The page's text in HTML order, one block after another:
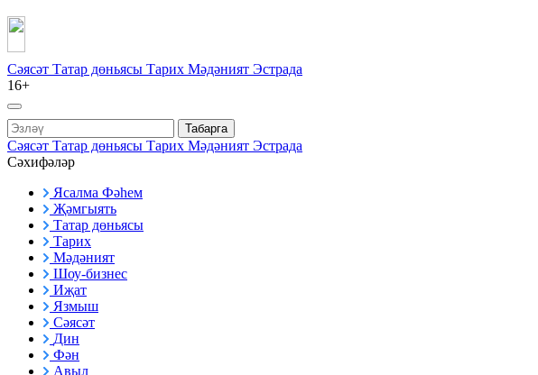
Сәясәт Татар дөньясы Тарих Мәдәният Эстрада
16+
Табарга
Сәясәт Татар дөньясы Тарих Мәдәният Эстрада
Сәхифәләр
Ясалма Фәһем
Җәмгыять
Татар дөньясы
Тарих
Мәдәният
Шоу-бизнес
Иҗат
Язмыш
Сәясәт
Дин
Фән
Авыл